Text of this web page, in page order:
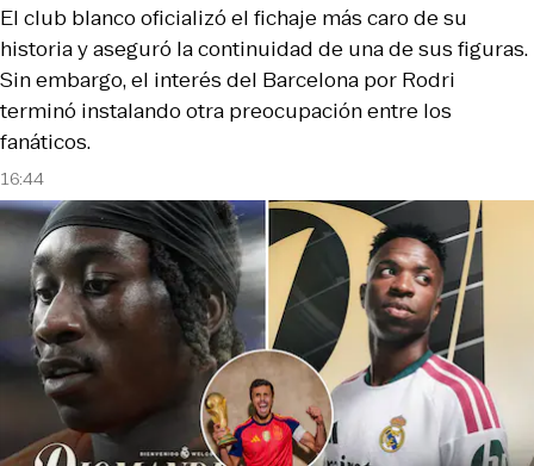
16:44
El club blanco oficializó el fichaje más caro de su
historia y aseguró la continuidad de una de sus figuras.
Sin embargo, el interés del Barcelona por Rodri
terminó instalando otra preocupación entre los
fanáticos.